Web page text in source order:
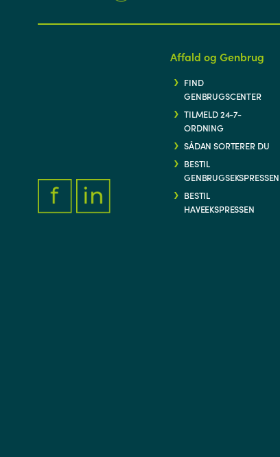
Affald og Genbrug
FIND
GENBRUGSCENTER
TILMELD 24-7-
ORDNING
SÅDAN SORTERER DU
BESTIL
GENBRUGSEKSPRESSEN
BESTIL
HAVEEKSPRESSEN